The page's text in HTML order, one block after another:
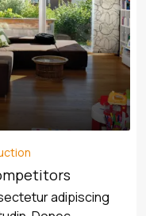
adipiscing